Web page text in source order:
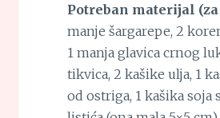
Potreban materijal (za
manje šargarepe, 2
1 manja glavica crnog
tikvica, 2 kašike ulja, 1
od ostriga, 1 kašika soja